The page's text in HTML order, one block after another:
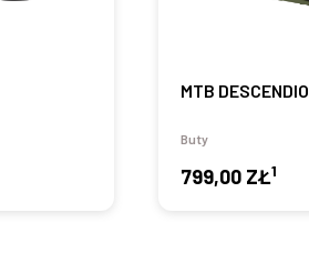
MTB DESCENDIO
Buty
799,00 ZŁ1